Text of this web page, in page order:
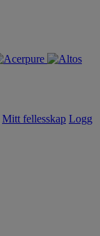
Mitt fellesskap Logg